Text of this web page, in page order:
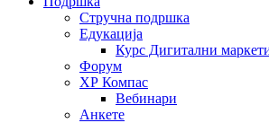
Стручна подршка
Едукација
Курс Дигитални
Форум
ХР Компас
Вебинари
Анкете